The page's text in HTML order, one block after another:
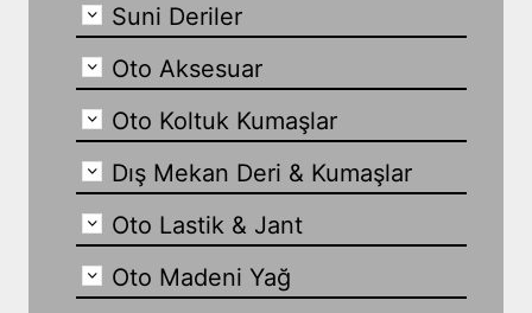
Suni Deriler
Oto Aksesuar
Oto Koltuk Kumaşlar
Dış Mekan Deri & Kumaşlar
Oto Lastik & Jant
Oto Madeni Yağ